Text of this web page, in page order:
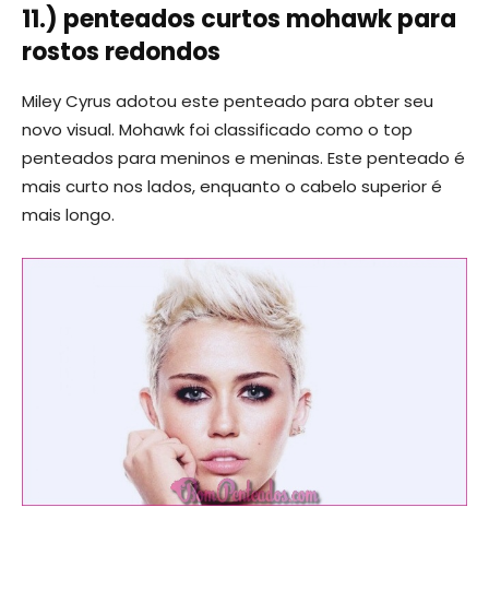
11.) penteados curtos mohawk para
rostos redondos
Miley Cyrus adotou este penteado para obter seu
novo visual. Mohawk foi classificado como o top
penteados para meninos e meninas. Este penteado é
mais curto nos lados, enquanto o cabelo superior é
mais longo.